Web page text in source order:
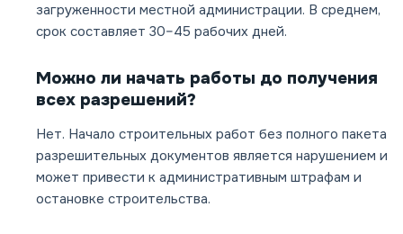
загруженности местной администрации. В среднем,
срок составляет 30–45 рабочих дней.
Можно ли начать работы до получения
всех разрешений?
Нет. Начало строительных работ без полного пакета
разрешительных документов является нарушением и
может привести к административным штрафам и
остановке строительства.